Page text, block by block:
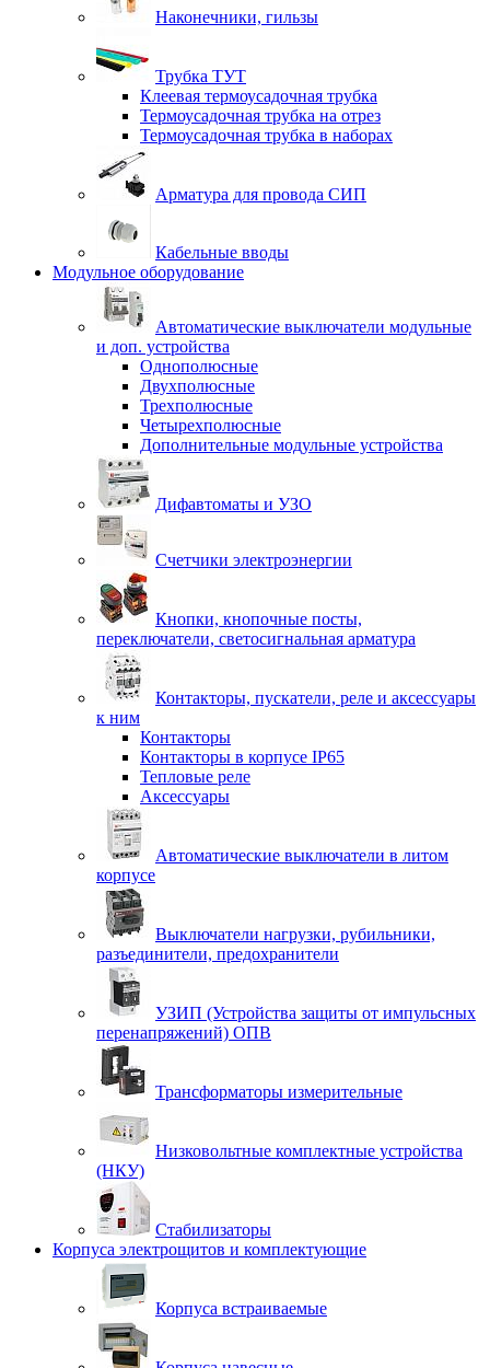
Наконечники, гильзы
Трубка ТУТ
Клеевая термоусадочная трубка
Термоусадочная трубка на отрез
Термоусадочная трубка в наборах
Арматура для провода СИП
Кабельные вводы
Модульное оборудование
Автоматические выключатели модульные
и доп. устройства
Однополюсные
Двухполюсные
Трехполюсные
Четырехполюсные
Дополнительные модульные устройства
Дифавтоматы и УЗО
Счетчики электроэнергии
Кнопки, кнопочные посты,
переключатели, светосигнальная арматура
Контакторы, пускатели, реле и аксессуары
к ним
Контакторы
Контакторы в корпусе IP65
Тепловые реле
Аксессуары
Автоматические выключатели в литом
корпусе
Выключатели нагрузки, рубильники,
разъединители, предохранители
УЗИП (Устройства защиты от импульсных
перенапряжений) ОПВ
Трансформаторы измерительные
Низковольтные комплектные устройства
(НКУ)
Стабилизаторы
Корпуса электрощитов и комплектующие
Корпуса встраиваемые